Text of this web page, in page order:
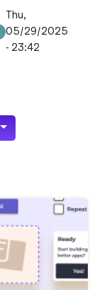
View ab.cast's
Thu,
05/29/2025
- 23:42